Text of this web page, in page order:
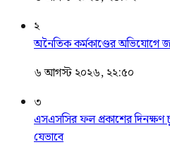
২
অনৈতিক কর্মকাণ্ডের অভিযোগে
৬ আগস্ট ২০২৬, ২২:৫০
৩
এসএসসির ফল প্রকাশের
যেভাবে